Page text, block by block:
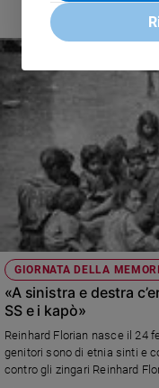
Privacy
Policy
siamo
Contatti
Pubblicità
Registrati
Redazione
Social
GIORNATA DELLA
«A sinistra e destra
SS e i kapò»
Reinhard Florian nasce il 24
genitori sono di etnia sinti e
contro gli zingari Reinhard